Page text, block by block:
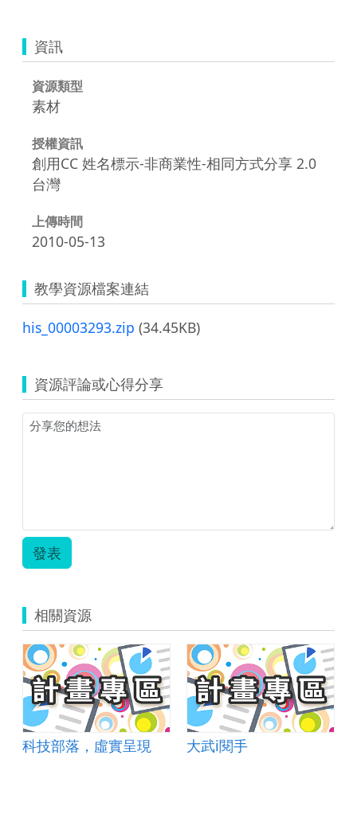
資訊
資源類型
素材
授權資訊
創用CC 姓名標示-非商業性-相同方式分享 2.0
台灣
上傳時間
2010-05-13
教學資源檔案連結
his_00003293.zip (34.45KB)
資源評論或心得分享
發表
相關資源
科技部落，虛實呈現 大武i閱手